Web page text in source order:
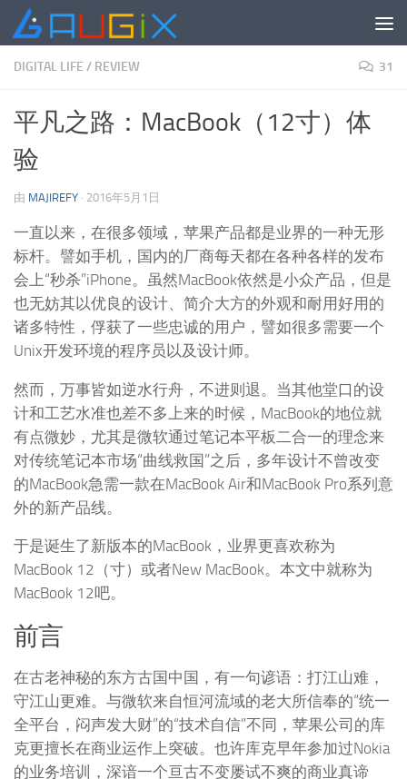
跳至内容
DIGITAL LIFE / REVIEW 31
平凡之路：MacBook（12寸）体
验
由 MAJIREFY · 2016年5月1日
一直以来，在很多领域，苹果产品都是业界的一种无形
标杆。譬如手机，国内的厂商每天都在各种各样的发布
会上“秒杀”iPhone。虽然MacBook依然是小众产品，但是
也无妨其以优良的设计、简介大方的外观和耐用好用的
诸多特性，俘获了一些忠诚的用户，譬如很多需要一个
Unix开发环境的程序员以及设计师。
然而，万事皆如逆水行舟，不进则退。当其他堂口的设
计和工艺水准也差不多上来的时候，MacBook的地位就
有点微妙，尤其是微软通过笔记本平板二合一的理念来
对传统笔记本市场“曲线救国”之后，多年设计不曾改变
的MacBook急需一款在MacBook Air和MacBook Pro系列意
外的新产品线。
于是诞生了新版本的MacBook，业界更喜欢称为
MacBook 12（寸）或者New MacBook。本文中就称为
MacBook 12吧。
前言
在古老神秘的东方古国中国，有一句谚语：打江山难，
守江山更难。与微软来自恒河流域的老大所信奉的“统一
全平台，闷声发大财”的“技术自信”不同，苹果公司的库
克更擅长在商业运作上突破。也许库克早年参加过Nokia
的业务培训，深谙一个亘古不变屡试不爽的商业真谛